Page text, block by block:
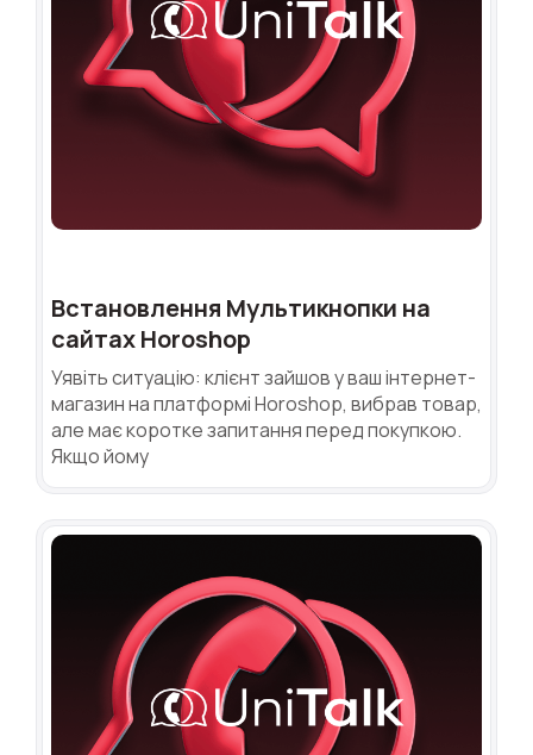
Встановлення Мультикнопки на
сайтах Horoshop
Уявіть ситуацію: клієнт зайшов у ваш інтернет-
магазин на платформі Horoshop, вибрав товар,
але має коротке запитання перед покупкою.
Якщо йому